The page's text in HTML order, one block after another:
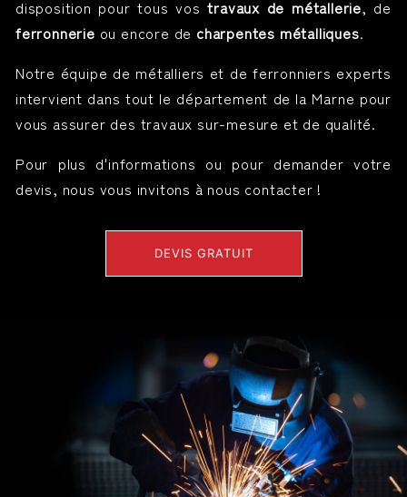
disposition pour tous vos travaux de métallerie, de
ferronnerie ou encore de charpentes métalliques.
Notre équipe de métalliers et de ferronniers experts
intervient dans tout le département de la Marne pour
vous assurer des travaux sur-mesure et de qualité.
Pour plus d'informations ou pour demander votre
devis, nous vous invitons à nous contacter !
DEVIS GRATUIT